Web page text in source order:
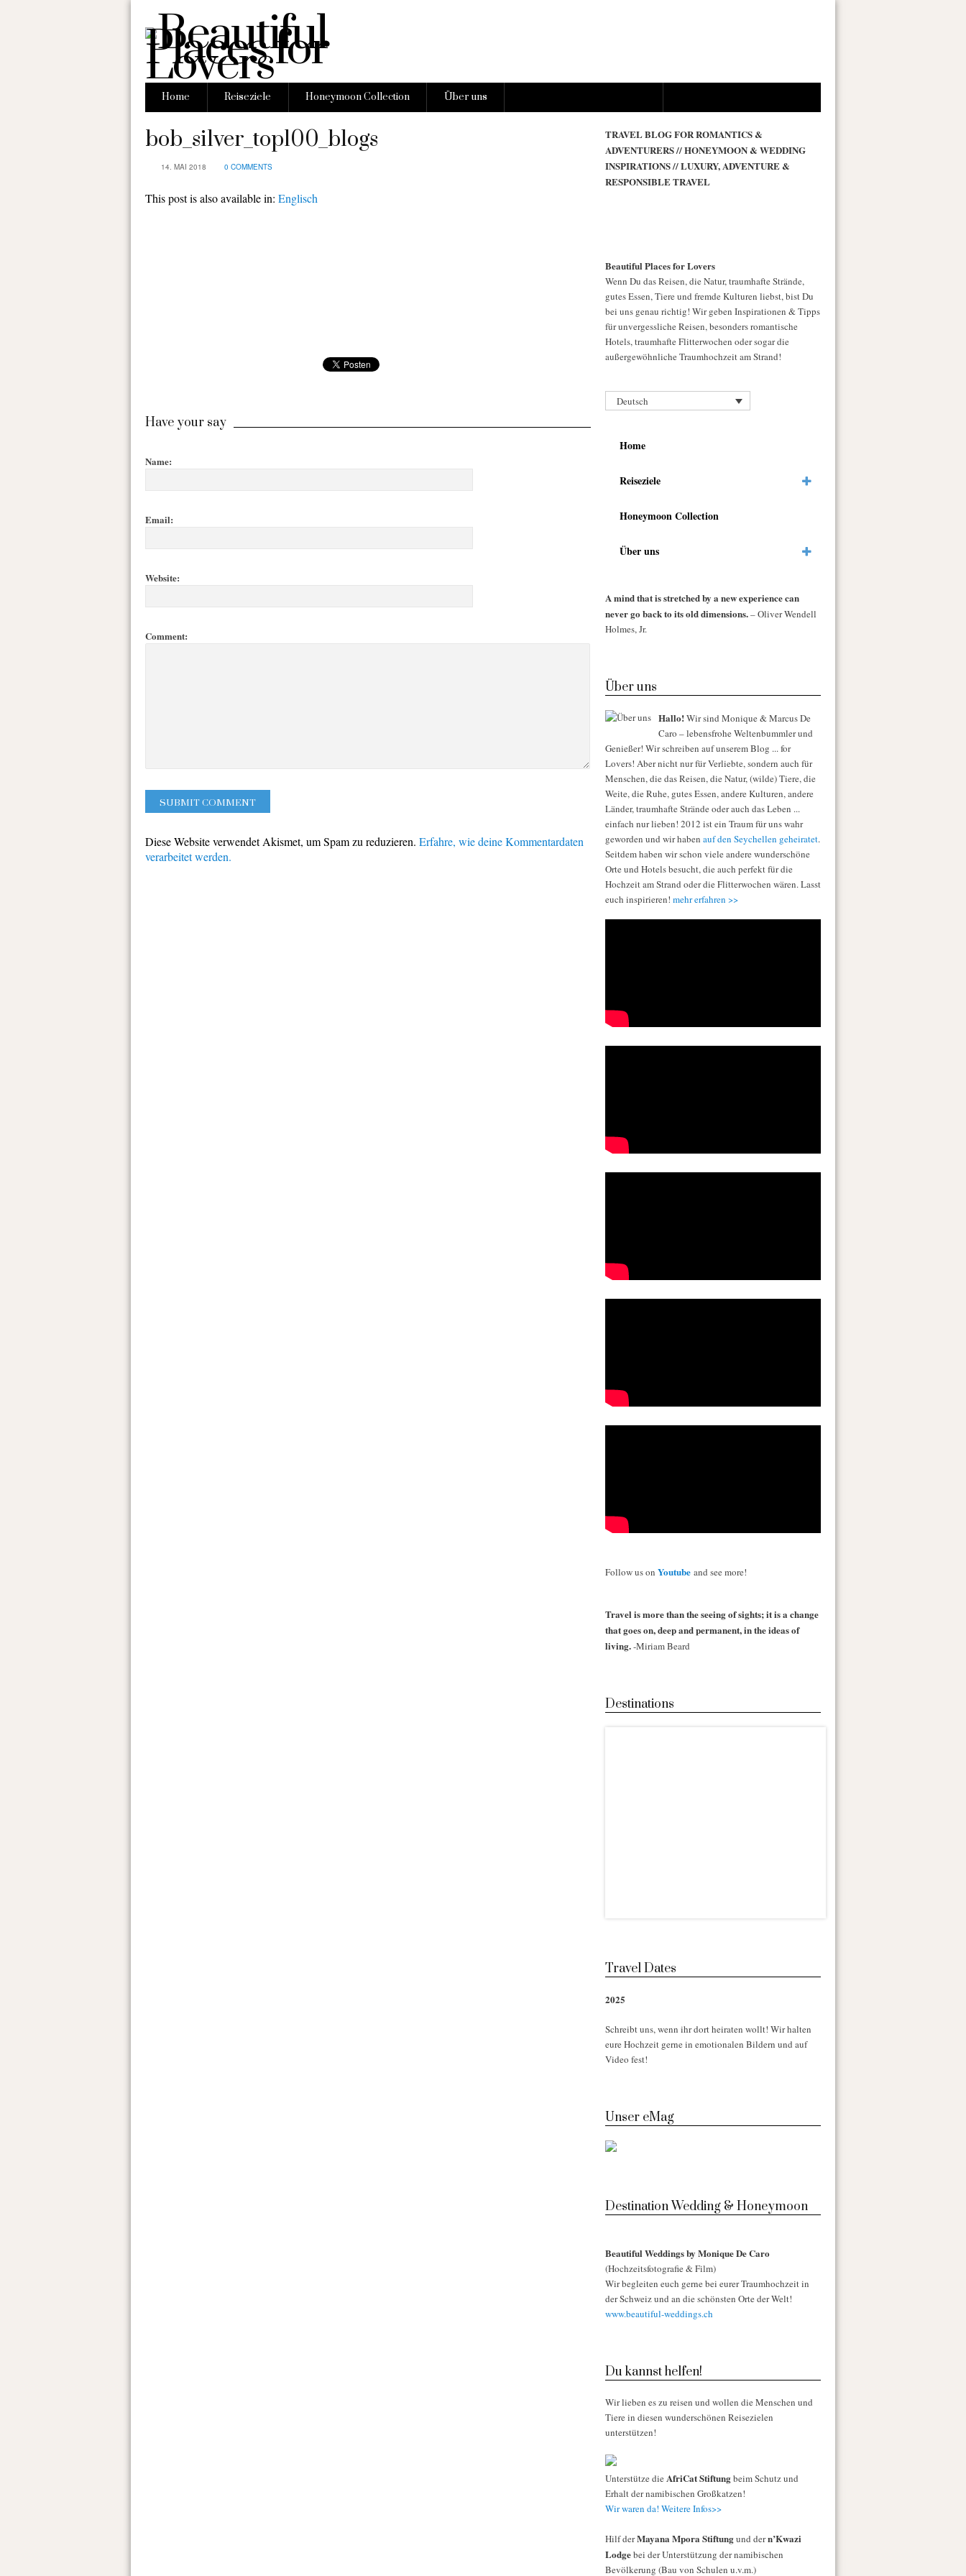
Home Reiseziele Honeymoon Collection Über uns
bob_silver_top100_blogs
14. MAI 2018 0 COMMENTS
This post is also available in: Englisch
Have your say
Name:
Email:
Website:
Comment:
Diese Website verwendet Akismet, um Spam zu reduzieren. Erfahre, wie deine Kommentardaten
verarbeitet werden.
TRAVEL BLOG FOR ROMANTICS &
ADVENTURERS // HONEYMOON & WEDDING
INSPIRATIONS // LUXURY, ADVENTURE &
RESPONSIBLE TRAVEL
Beautiful Places for Lovers
Wenn Du das Reisen, die Natur, traumhafte Strände,
gutes Essen, Tiere und fremde Kulturen liebst, bist Du
bei uns genau richtig! Wir geben Inspirationen & Tipps
für unvergessliche Reisen, besonders romantische
Hotels, traumhafte Flitterwochen oder sogar die
außergewöhnliche Traumhochzeit am Strand!
Deutsch
Home
Reiseziele
Honeymoon Collection
Über uns
A mind that is stretched by a new experience can
never go back to its old dimensions.– Oliver Wendell
Holmes, Jr.
Über uns
Hallo!Wir sind Monique & Marcus De
Caro – lebensfrohe Weltenbummler und
Genießer! Wir schreiben auf unserem Blog ... for
Lovers! Aber nicht nur für Verliebte, sondern auch für
Menschen, die das Reisen, die Natur, (wilde) Tiere, die
Weite, die Ruhe, gutes Essen, andere Kulturen, andere
Länder, traumhafte Strände oder auch das Leben ...
einfach nur lieben! 2012 ist ein Traum für uns wahr
geworden und wir haben auf den Seychellen geheiratet.
Seitdem haben wir schon viele andere wunderschöne
Orte und Hotels besucht, die auch perfekt für die
Hochzeit am Strand oder die Flitterwochen wären. Lasst
euch inspirieren! mehr erfahren >>
Follow us on Youtube and see more!
Travel is more than the seeing of sights; it is a change
that goes on, deep and permanent, in the ideas of
living.-Miriam Beard
Destinations
Travel Dates
2025
Schreibt uns, wenn ihr dort heiraten wollt! Wir halten
eure Hochzeit gerne in emotionalen Bildern und auf
Video fest!
Unser eMag
Destination Wedding & Honeymoon
Beautiful Weddings by Monique De Caro
(Hochzeitsfotografie & Film)
Wir begleiten euch gerne bei eurer Traumhochzeit in
der Schweiz und an die schönsten Orte der Welt!
www.beautiful-weddings.ch
Du kannst helfen!
Wir lieben es zu reisen und wollen die Menschen und
Tiere in diesen wunderschönen Reisezielen
unterstützen!
Unterstütze die AfriCat Stiftungbeim Schutz und
Erhalt der namibischen Großkatzen!
Wir waren da! Weitere Infos>>
Hilf derMayana Mpora Stiftungund dern’Kwazi
Lodgebei der Unterstützung der namibischen
Bevölkerung (Bau von Schulen u.v.m.)